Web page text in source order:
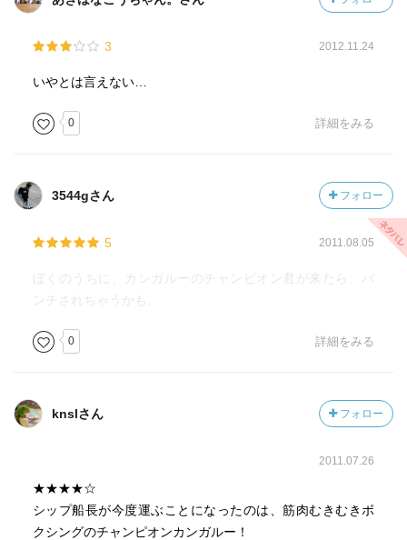
3 2012.11.24
いやとは言えない…
0 詳細をみる
3544gさん フォロー
5 2011.08.05
ぼくのうちに、カンガルーのチャンピオン君が来たら、パ
ンチされちゃうかも。
0 詳細をみる
knslさん フォロー
2011.07.26
★★★★☆
シップ船長が今度運ぶことになったのは、筋肉むきむきボ
クシングのチャンピオンカンガルー！